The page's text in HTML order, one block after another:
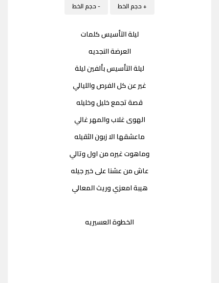
+ حجم الخط - حجم الخط
ليلة التأسيس كلمات
العرضة النجديه
ليلة التأسيس بألفين ليلة
غير عن كل الفرص والليالي
قصة تجمع خليل وخليله
الهوى غلاب والمهر غالي
ماعشقها الا زبون الثقيله
وماهوت غيره من اول وتالي
عاش من عشنا على خير جيله
هيبة امعزي وريث المعالي
الخطوة العسيريه